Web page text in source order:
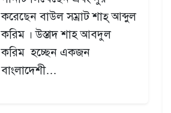
করেছেন বাউল সম্রাট শাহ্‌ আব্দুল
করিম । উস্তাদ শাহ আবদুল
করিম হচ্ছেন একজন
বাংলাদেশী…